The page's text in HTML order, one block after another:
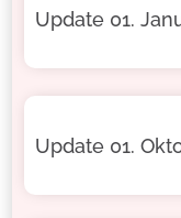
Update 01.
Update 01.